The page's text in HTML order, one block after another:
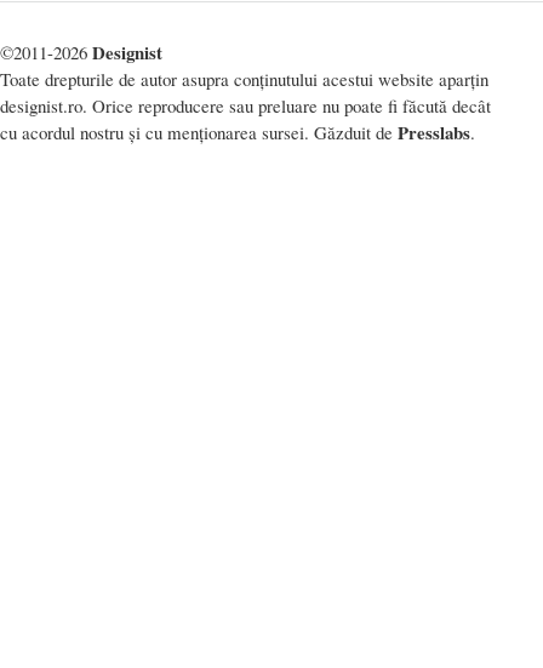
©2011-2026 Designist
Toate drepturile de autor asupra conținutului acestui website aparțin
designist.ro. Orice reproducere sau preluare nu poate fi făcută decât
cu acordul nostru și cu menționarea sursei. Găzduit de Presslabs.